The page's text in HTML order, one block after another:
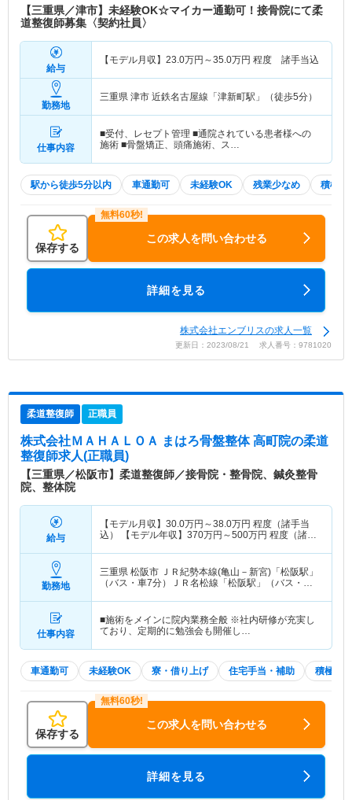
【三重県／津市】未経験OK☆マイカー通勤可！接骨院にて柔
道整復師募集〈契約社員〉
給与
【モデル月収】 23.0万円～35.0万円 程度 諸手当込
勤務地
三重県 津市 近鉄名古屋線「津新町駅」（徒歩5分）
仕事内容
■受付、レセプト管理 ■通院されている患者様への
施術 ■骨盤矯正、頭痛施術、ス…
駅から徒歩5分以内 車通勤可 未経験OK 残業少なめ 積極採
保存する
この求人を問い合わせる
詳細を見る
株式会社エンブリスの求人一覧
更新日：2023/08/21 求人番号：9781020
柔道整復師 正職員
株式会社ＭＡＨＡＬＯＡ まはろ骨盤整体 高町院の柔道
整復師求人(正職員)
【三重県／松阪市】柔道整復師／接骨院・整骨院、鍼灸整骨
院、整体院
給与
【モデル月収】 30.0万円～38.0万円 程度（諸手当
込） 【モデル年収】 370万円～500万円 程度（諸手
勤務地
三重県 松阪市 ＪＲ紀勢本線(亀山－新宮)「松阪駅」
（バス・車7分）ＪＲ名松線「松阪駅」（バス・車7
仕事内容
■施術をメインに院内業務全般 ※社内研修が充実し
ており、定期的に勉強会も開催し…
車通勤可 未経験OK 寮・借り上げ 住宅手当・補助 積極採
保存する
この求人を問い合わせる
詳細を見る